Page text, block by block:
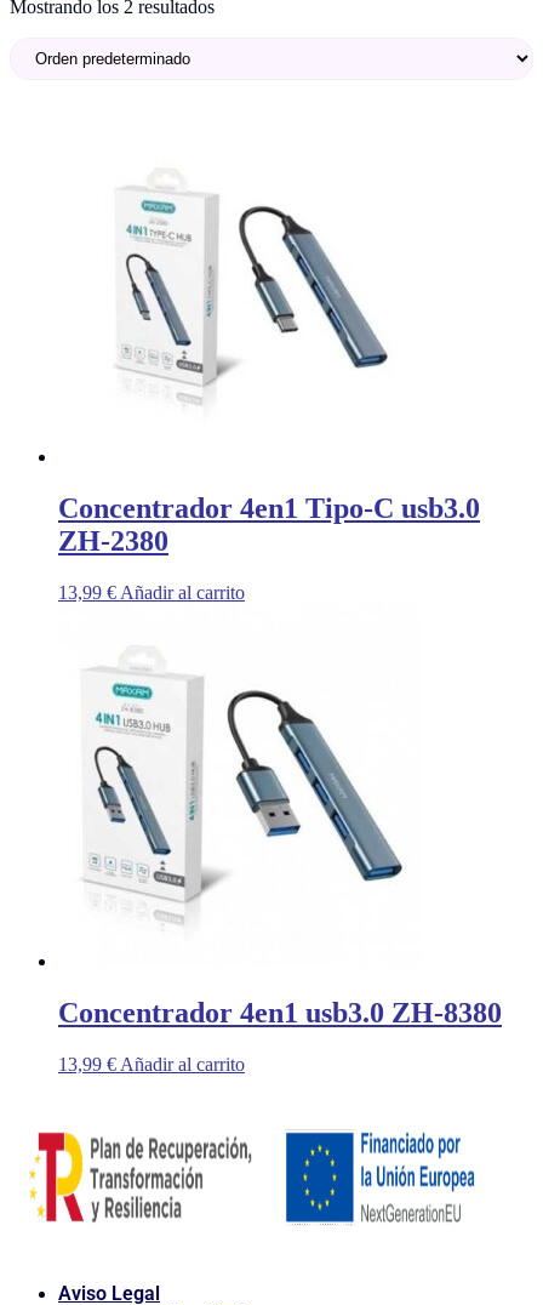
Mostrando los 2 resultados
Concentrador 4en1 Tipo-C usb3.0
ZH-2380
13,99 € Añadir al carrito
Concentrador 4en1 usb3.0 ZH-8380
13,99 € Añadir al carrito
Aviso Legal